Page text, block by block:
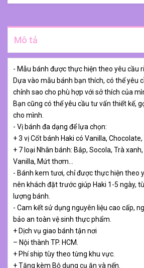
Mô tả
- Mẫu bánh được thực hiện theo yêu cầu
Dựa vào mẫu bánh bạn thích, có thể yêu
chỉnh sao cho phù hợp với sở thích của
Bạn cũng có thể yêu cầu tư vấn thiết kế,
cho mình.
- Vị bánh đa dạng để lựa chọn:
+ 3 vị Cốt bánh Haki có Vanilla,
+ 7 loại Nhân bánh: Bắp, Socola, Trà
Vanilla, Mứt thơm…
- Bánh kem tươi, chỉ được thực hiện theo
nên khách đặt trước giúp Haki 1-5 ngày,
lượng bánh.
- Cam kết sử dụng nguyên liệu cao cấp,
bảo an toàn vệ sinh thực phẩm.
+ Dịch vụ giao bánh tận nơi
– Nội thành TP. HCM.
+ Phí ship tùy theo từng khu vực.
+ Tặng kèm Bộ dụng cụ ăn và nến.